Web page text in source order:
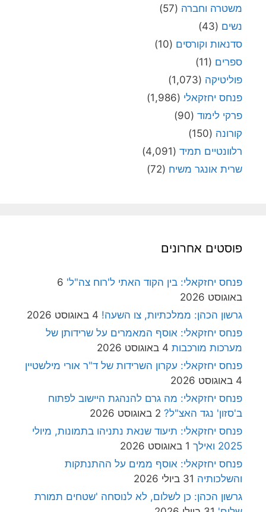
משטרה וחברה (57)
נשים (43)
סדנאות וקורסים (10)
ספרים (11)
פוליטיקה (1,073)
פנחס יחזקאלי (1,986)
פרקי לימוד (90)
קורונה (150)
רלוונטיים תמיד (4,091)
שרית אונגר משיח (72)
פוסטים אחרונים
פנחס יחזקאלי: בין הקוד האתי ל'רוח צה"ל' 6
באוגוסט 2026
גרשון הכהן: ממלכתיות, צו השעה! 4 באוגוסט 2026
פנחס יחזקאלי: אוסף המאמרים על שרידותן של
מערכות מורכבות 4 באוגוסט 2026
פנחס יחזקאלי: עקרון השרידות של ד"ר אורי מילשטיין
4 באוגוסט 2026
פנחס יחזקאלי: מה גרם להנהגת היישוב לפתוח
ב'סזון' נגד האצ"ל? 2 באוגוסט 2026
פנחס יחזקאלי: תיעוד שנאת נתניהו בתמונות, מיולי
2025 ואילך
1 באוגוסט 2026
פנחס יחזקאלי: אוסף ממים על ההתנתקות
והשלכותיה 31 ביולי 2026
גרשון הכהן: כן לשלום, לא לנוסחה 'שטחים תמורת